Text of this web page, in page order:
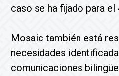
caso se ha fijado para el
Mosaic también está
necesidades
comunicaciones